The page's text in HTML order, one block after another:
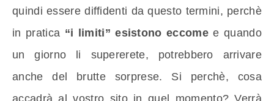
quindi essere diffidenti da questo termini, perchè
in pratica “i limiti” esistono eccomee quando
un giorno li supererete, potrebbero arrivare
anche del brutte sorprese. Si perchè, cosa
accadrà al vostro sito in quel momento? Verrà